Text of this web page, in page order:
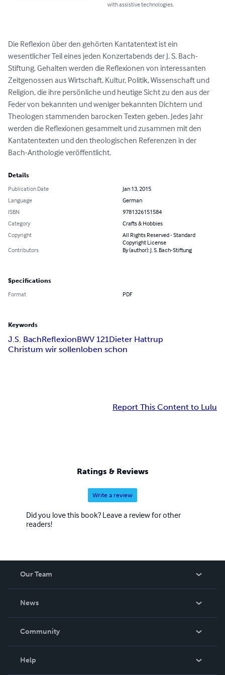
with assistive technologies.
Die Reflexion über den gehörten Kantatentext ist ein
wesentlicher Teil eines jeden Konzertabends der J. S. Bach-
Stiftung. Gehalten werden die Reflexionen von interessanten
Zeitgenossen aus Wirtschaft, Kultur, Politik, Wissenschaft und
Religion, die ihre persönliche und heutige Sicht zu den aus der
Feder von bekannten und weniger bekannten Dichtern und
Theologen stammenden barocken Texten geben. Jedes Jahr
werden die Reflexionen gesammelt und zusammen mit den
Kantatentexten und den theologischen Referenzen in der
Bach-Anthologie veröffentlicht.
Details
Publication Date
Jan 13, 2015
Language
German
ISBN
9781326151584
Category
Crafts & Hobbies
Copyright
All Rights Reserved - Standard
Copyright License
Contributors
By (author): J. S. Bach-Stiftung
Specifications
Format PDF
Keywords
J.S. BachReflexionBWV 121Dieter Hattrup
Christum wir sollenloben schon
Report This Content to Lulu
Ratings & Reviews
Write a review
Did you love this book? Leave a review for other
readers!
Our Team
News
In The News
Community
Help